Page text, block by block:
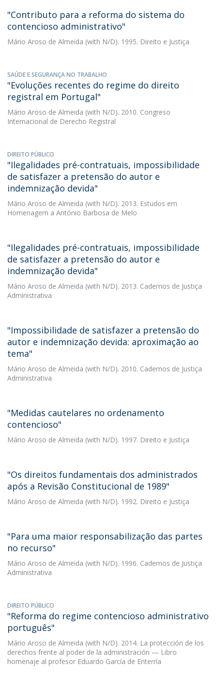
"Contributo para a reforma do sistema do
contencioso administrativo"
Mário Aroso de Almeida (with N/D). 1995. Direito e Justiça
SAÚDE E SEGURANÇA NO TRABALHO
"Evoluções recentes do regime do direito
registral em Portugal"
Mário Aroso de Almeida (with N/D). 2010. Congreso
Internacional de Derecho Registral
DIREITO PÚBLICO
"Ilegalidades pré-contratuais, impossibilidade
de satisfazer a pretensão do autor e
indemnização devida"
Mário Aroso de Almeida (with N/D). 2013. Estudos em
Homenagem a António Barbosa de Melo
"Ilegalidades pré-contratuais, impossibilidade
de satisfazer a pretensão do autor e
indemnização devida"
Mário Aroso de Almeida (with N/D). 2013. Cadernos de Justiça
Administrativa
"Impossibilidade de satisfazer a pretensão do
autor e indemnização devida: aproximação ao
tema"
Mário Aroso de Almeida (with N/D). 2010. Cadernos de Justiça
Administrativa
"Medidas cautelares no ordenamento
contencioso"
Mário Aroso de Almeida (with N/D). 1997. Direito e Justiça
"Os direitos fundamentais dos administrados
após a Revisão Constitucional de 1989"
Mário Aroso de Almeida (with N/D). 1992. Direito e Justiça
"Para uma maior responsabilização das partes
no recurso"
Mário Aroso de Almeida (with N/D). 1996. Cadernos de Justiça
Administrativa
DIREITO PÚBLICO
"Reforma do regime contencioso administrativo
português"
Mário Aroso de Almeida (with N/D). 2014. La protección de los
derechos frente al poder de la administración — Libro
homenaje al profesor Eduardo García de Enterría